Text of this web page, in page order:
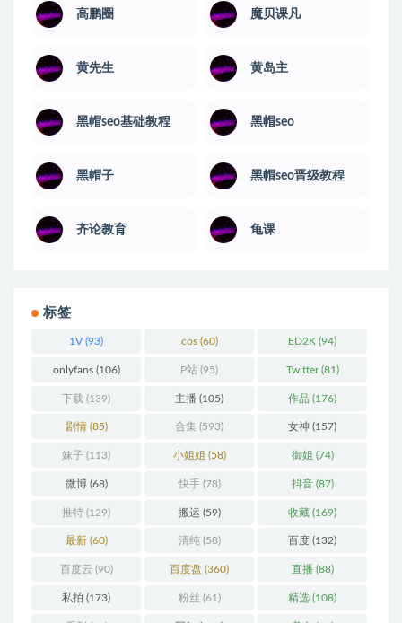
高鹏圈 魔贝课凡
黄先生 黄岛主
黑帽seo基础教程 黑帽seo
黑帽子 黑帽seo晋级教程
齐论教育 龟课
标签
1V (93) cos(60) ED2K (94)
onlyfans(106) P站 (95) Twitter(81)
下载 (139) 主播 (105) 作品 (176)
剧情(85) 合集 (593) 女神 (157)
妹子 (113) 小姐姐 (58) 御姐 (74)
微博(68) 快手(78) 抖音(87)
推特 (129) 搬运 (59) 收藏 (169)
最新(60) 清纯(58) 百度 (132)
百度云 (90) 百度盘 (360) 直播(88)
私拍 (173) 粉丝 (61) 精选 (108)